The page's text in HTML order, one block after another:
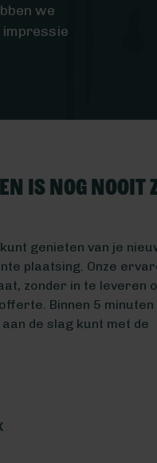
we
is nog nooit
genieten van je
plaatsing. Onze
zonder in te leveren
Binnen 5 minuten
de slag kunt met de